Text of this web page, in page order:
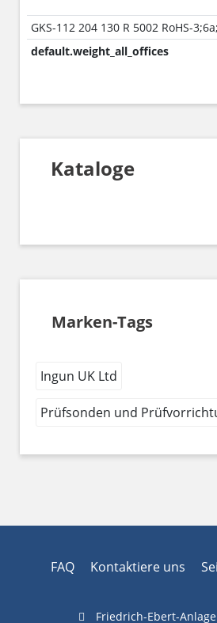
GKS-112 204 130 R 5002 RoHS-
default.weight_all_offices
Kataloge
Marken-Tags
Ingun UK Ltd
Prüfsonden und
FAQ Kontaktiere uns
Friedrich-Ebert-